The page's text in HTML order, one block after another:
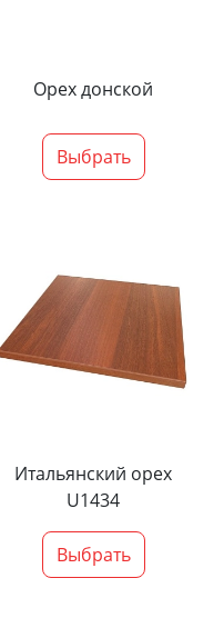
Орех донской
Выбрать
Итальянский орех
U1434
Выбрать